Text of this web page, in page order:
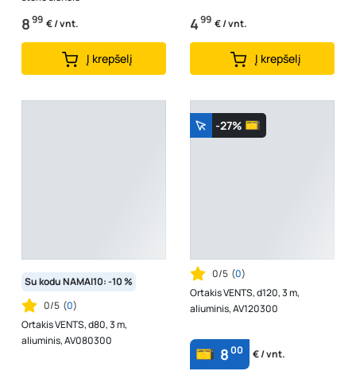
899 € / vnt.
Į krepšelį
499 € / vnt.
Į krepšelį
Su kodu NAMAI10: -10 %
0/5 (0)
Ortakis VENTS, d80, 3 m,
aliuminis, AV080300
-27%
0/5 (0)
Ortakis VENTS, d120, 3 m,
aliuminis, AV120300
800 € / vnt.